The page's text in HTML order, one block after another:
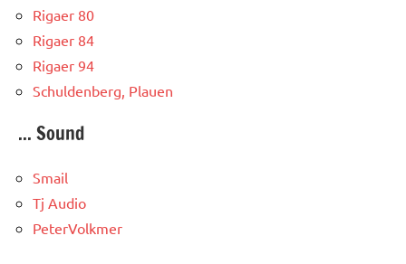
Rigaer 80
Rigaer 84
Rigaer 94
Schuldenberg, Plauen
... Sound
Smail
Tj Audio
PeterVolkmer